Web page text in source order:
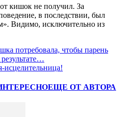
кишок не получил. За
в последствии, был
Видимо, исключительно из
потребовала, чтобы парень
исцелительница!
ЕЩЕ ОТ АВТОРА